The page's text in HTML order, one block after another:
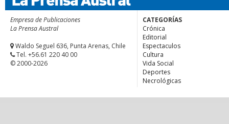
Empresa de Publicaciones
La Prensa Austral
Waldo Seguel 636, Punta Arenas, Chile
Tel. +56.61 220 40 00
© 2000-2026
CATEGORÍAS
Crónica
Editorial
Espectaculos
Cultura
Vida Social
Deportes
Necrológicas